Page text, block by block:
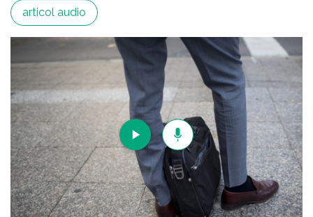
articol audio